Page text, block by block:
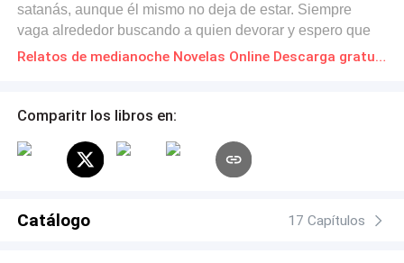
satanás, aunque él mismo no deja de estar. Siempre
vaga alrededor buscando a quien devorar y espero que
no te devore. Pese a que el amor triunfa, incluso más alláRelatos de medianoche Novelas Online Descarga gratuita de PDF
Comparitr los libros en:
Catálogo 17 Capítulos